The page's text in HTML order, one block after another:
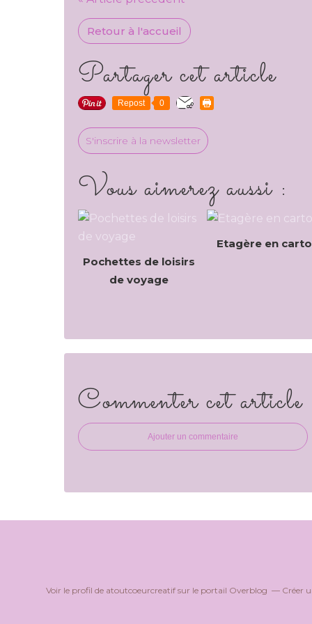
Retour à l'accueil
Partager cet article
Repost 0
S'inscrire à la newsletter
Vous aimerez aussi :
Pochettes de loisirs
de voyage
Etagère en
Commenter cet article
Ajouter un commentaire
Voir le profil de atoutcoeurcreatif sur le portail Overblog Créer